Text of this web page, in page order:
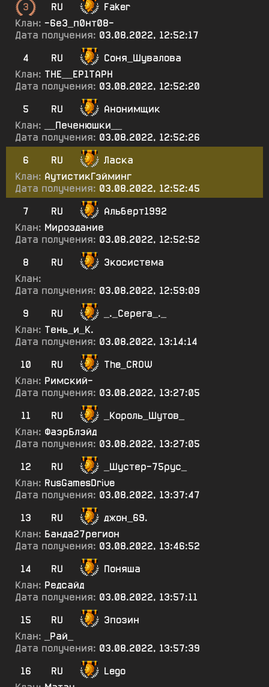
3
RU
Faker
Клан: -6е3_п0нт08-
Дата получения: 03.08.2022, 12:52:17
4
RU
Соня_Шувалова
Клан: ТНЕ__ЕР1ТАРН
Дата получения: 03.08.2022, 12:52:20
5
RU
Анонимщик
Клан:
__Печенюшки__
Дата получения: 03.08.2022, 12:52:26
6
RU
Ласка
Клан: АутистикГэйминг
Дата получения: 03.08.2022, 12:52:45
7
RU
Альберт1992
Клан: Мироздание
Дата получения: 03.08.2022, 12:52:52
8
RU
Экосистема
Клан:
Дата получения: 03.08.2022, 12:59:09
9
RU
_._Серега_._
Клан: Тень_и_К.
Дата получения: 03.08.2022, 13:14:14
10
RU
The_CROW
Клан: Римский-
Дата получения: 03.08.2022, 13:27:05
11
RU
_Король_Шутов_
Клан: ФаэрБлэйд
Дата получения: 03.08.2022, 13:27:05
12
RU
_Шустер-75рус_
Клан: RusGamesDrive
Дата получения: 03.08.2022, 13:37:47
13
RU
джон_69.
Клан: Банда27регион
Дата получения: 03.08.2022, 13:46:52
14
RU
Поняша
Клан: Редсайд
Дата получения: 03.08.2022, 13:57:11
15
RU
Эпозин
Клан:
_Рай_
Дата получения: 03.08.2022, 13:57:39
16
RU
Lego